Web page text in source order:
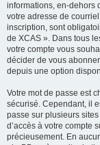
informations, en-dehors
votre adresse de
inscription, sont
de XCAS ». Dans tous
votre compte vous
décider de vous
depuis une option
Votre mot de passe est
sécurisé. Cependant, il
passe sur plusieurs
d’accès à votre compte
précieusement. En